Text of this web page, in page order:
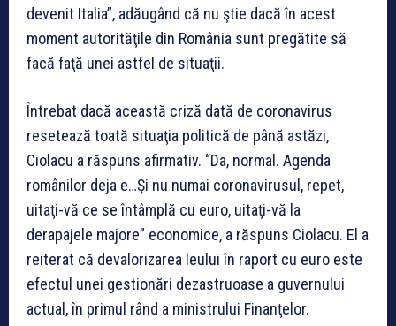
devenit Italia”, adăugând că nu ştie dacă în acest
moment autorităţile din România sunt pregătite să
facă faţă unei astfel de situaţii.
Întrebat dacă această criză dată de coronavirus
resetează toată situaţia politică de până astăzi,
Ciolacu a răspuns afirmativ. “Da, normal. Agenda
românilor deja e…Şi nu numai coronavirusul, repet,
uitaţi-vă ce se întâmplă cu euro, uitaţi-vă la
derapajele majore” economice, a răspuns Ciolacu. El a
reiterat că devalorizarea leului în raport cu euro este
efectul unei gestionări dezastruoase a guvernului
actual, în primul rând a ministrului Finanţelor.